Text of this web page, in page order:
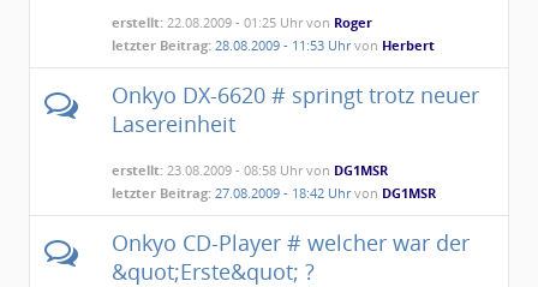
erstellt: 22.08.2009 - 01:25 Uhr von Roger
letzter Beitrag: 28.08.2009 - 11:53 Uhrvon Herbert
Onkyo DX-6620 # springt trotz neuer
Lasereinheit
erstellt: 23.08.2009 - 08:58 Uhr von DG1MSR
letzter Beitrag: 27.08.2009 - 18:42 Uhrvon DG1MSR
Onkyo CD-Player # welcher war der
&quot;Erste&quot; ?